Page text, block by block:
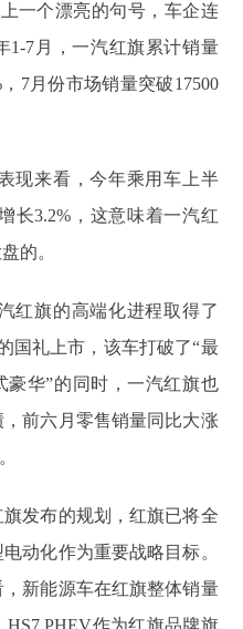
一个漂亮的句号，车企连
1-7月，一汽红旗累计销量
7月份市场销量突破17500
现来看，今年乘用车上半
长3.2%，这意味着一汽红
的。
红旗的高端化进程取得了
国礼上市，该车打破了“最
豪华”的同时，一汽红旗也
前六月零售销量同比大涨
发布的规划，红旗已将全
动化作为重要战略目标。
新能源车在红旗整体销量